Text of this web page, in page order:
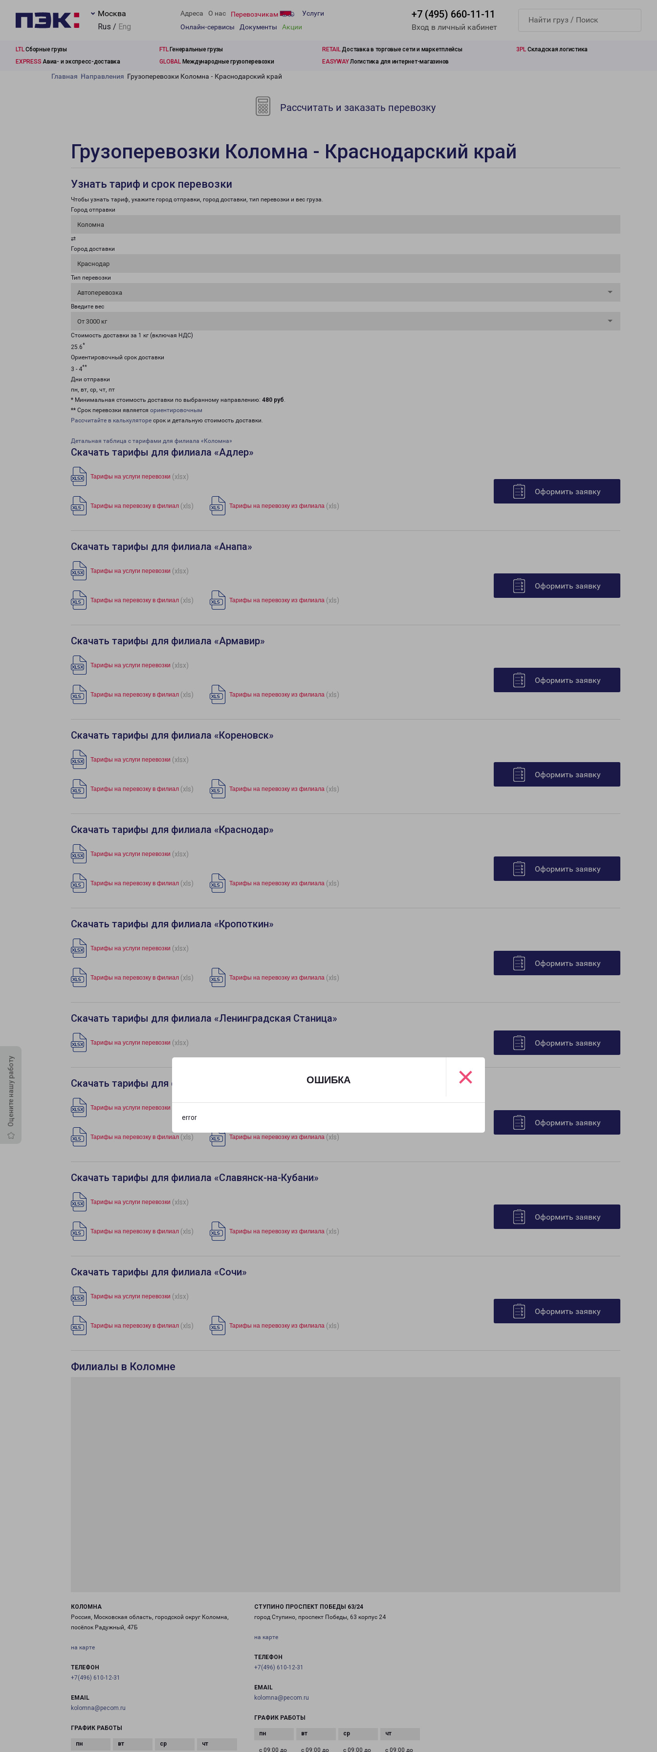
ОШИБКА
error
×
Москва
Rus / Eng
Адреса О нас Перевозчикам
Услуги
Онлайн-сервисы
Документы Акции
+7 (495) 660-11-11
Вход в личный кабинет
LTLСборные грузы FTLГенеральные грузы RETAILДоставка в торговые сети и маркетплейсы 3PL Складская логистика
EXPRESS Авиа- и экспресс-доставка GLOBALМеждународные грузоперевозки EASYWAYЛогистика для интернет-магазинов
Оцените нашу работу
Главная Направления Грузоперевозки Коломна - Краснодарский край
Рассчитать и заказать перевозку
Грузоперевозки Коломна - Краснодарский край
Узнать тариф и срок перевозки
Чтобы узнать тариф, укажите город отправки, город доставки, тип перевозки и вес груза.
Город отправки
Коломна
⇄
Город доставки
Краснодар
Тип перевозки
Автоперевозка
Введите вес
От 3000 кг
Стоимость доставки за 1 кг (включая НДС)
25.6*
Ориентировочный срок доставки
3 - 4**
Дни отправки
пн, вт, ср, чт, пт
* Минимальная стоимость доставки по выбранному направлению: 480 руб.
** Срок перевозки является ориентировочным
Рассчитайте в калькуляторе срок и детальную стоимость доставки.
Детальная таблица с тарифами для филиала «Коломна»
Скачать тарифы для филиала «Адлер»
Тарифы на услуги перевозки (xlsx)
Тарифы на перевозку в филиал (xls) Тарифы на перевозку из филиала (xls)
Оформить заявку
Скачать тарифы для филиала «Анапа»
Тарифы на услуги перевозки (xlsx)
Тарифы на перевозку в филиал (xls) Тарифы на перевозку из филиала (xls)
Оформить заявку
Скачать тарифы для филиала «Армавир»
Тарифы на услуги перевозки (xlsx)
Тарифы на перевозку в филиал (xls) Тарифы на перевозку из филиала (xls)
Оформить заявку
Скачать тарифы для филиала «Кореновск»
Тарифы на услуги перевозки (xlsx)
Тарифы на перевозку в филиал (xls) Тарифы на перевозку из филиала (xls)
Оформить заявку
Скачать тарифы для филиала «Краснодар»
Тарифы на услуги перевозки (xlsx)
Тарифы на перевозку в филиал (xls) Тарифы на перевозку из филиала (xls)
Оформить заявку
Скачать тарифы для филиала «Кропоткин»
Тарифы на услуги перевозки (xlsx)
Тарифы на перевозку в филиал (xls) Тарифы на перевозку из филиала (xls)
Оформить заявку
Скачать тарифы для филиала «Ленинградская Станица»
Тарифы на услуги перевозки (xlsx) Оформить заявку
Скачать тарифы для филиала «Новороссийск»
Тарифы на услуги перевозки
Тарифы на перевозку в филиал (xls) Тарифы на перевозку из филиала (xls)
Оформить заявку
Скачать тарифы для филиала «Славянск-на-Кубани»
Тарифы на услуги перевозки (xlsx)
Тарифы на перевозку в филиал (xls) Тарифы на перевозку из филиала (xls)
Оформить заявку
Скачать тарифы для филиала «Сочи»
Тарифы на услуги перевозки (xlsx)
Тарифы на перевозку в филиал (xls) Тарифы на перевозку из филиала (xls)
Оформить заявку
Филиалы в Коломне
КОЛОМНА
Россия, Московская область, городской округ Коломна,
посёлок Радужный, 47Б
на карте
ТЕЛЕФОН
+7(496) 610-12-31
EMAIL
kolomna@pecom.ru
ГРАФИК РАБОТЫ
СТУПИНО ПРОСПЕКТ ПОБЕДЫ 63/24
город Ступино, проспект Победы, 63 корпус 24
на карте
ТЕЛЕФОН
+7(496) 610-12-31
EMAIL
kolomna@pecom.ru
ГРАФИК РАБОТЫ
с 09:00 до с 09:00 до с 09:00 до с 09:00 до